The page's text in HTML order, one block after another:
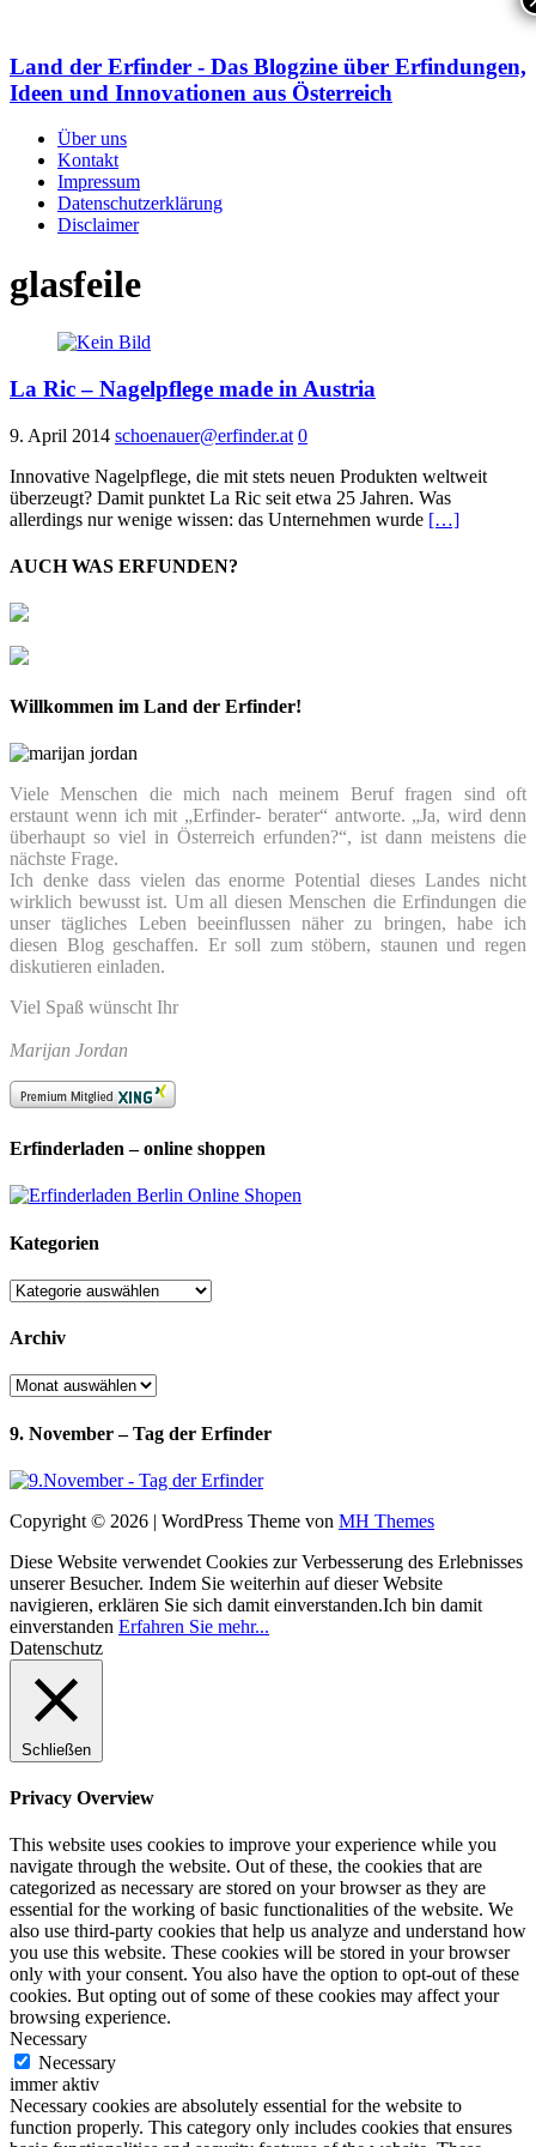
Land der Erfinder - Das Blogzine über Erfindungen,
Ideen und Innovationen aus Österreich
Über uns
Kontakt
Impressum
Datenschutzerklärung
Disclaimer
glasfeile
La Ric – Nagelpflege made in Austria
9. April 2014 schoenauer@erfinder.at 0
Innovative Nagelpflege, die mit stets neuen Produkten weltweit
überzeugt? Damit punktet La Ric seit etwa 25 Jahren. Was
allerdings nur wenige wissen: das Unternehmen wurde […]
AUCH WAS ERFUNDEN?
Willkommen im Land der Erfinder!
Viele Menschen die mich nach meinem Beruf fragen sind oft
erstaunt wenn ich mit „Erfinder- berater“ antworte. „Ja, wird denn
überhaupt so viel in Österreich erfunden?“, ist dann meistens die
nächste Frage.
Ich denke dass vielen das enorme Potential dieses Landes nicht
wirklich bewusst ist. Um all diesen Menschen die Erfindungen die
unser tägliches Leben beeinflussen näher zu bringen, habe ich
diesen Blog geschaffen. Er soll zum stöbern, staunen und regen
diskutieren einladen.
Viel Spaß wünscht Ihr
Marijan Jordan
Erfinderladen – online shoppen
Kategorien
Kategorien
Archiv
Archiv
9. November – Tag der Erfinder
Copyright © 2026 | WordPress Theme von MH Themes
Diese Website verwendet Cookies zur Verbesserung des Erlebnisses
unserer Besucher. Indem Sie weiterhin auf dieser Website
navigieren, erklären Sie sich damit einverstanden.Ich bin damit
einverstanden Erfahren Sie mehr...
Datenschutz
Schließen
Privacy Overview
This website uses cookies to improve your experience while you
navigate through the website. Out of these, the cookies that are
categorized as necessary are stored on your browser as they are
essential for the working of basic functionalities of the website. We
also use third-party cookies that help us analyze and understand how
you use this website. These cookies will be stored in your browser
only with your consent. You also have the option to opt-out of these
cookies. But opting out of some of these cookies may affect your
browsing experience.
Necessary
Necessary
immer aktiv
Necessary cookies are absolutely essential for the website to
function properly. This category only includes cookies that ensures